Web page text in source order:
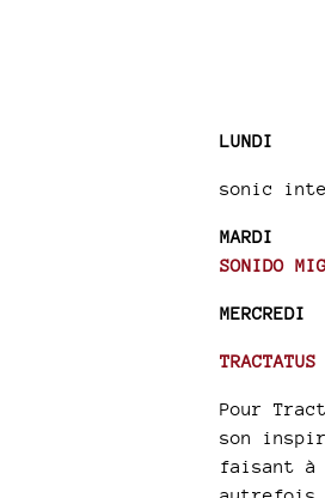
LUNDI
sonic
MARDI
SONIDO
MERCREDI
Pour
son
faisant à